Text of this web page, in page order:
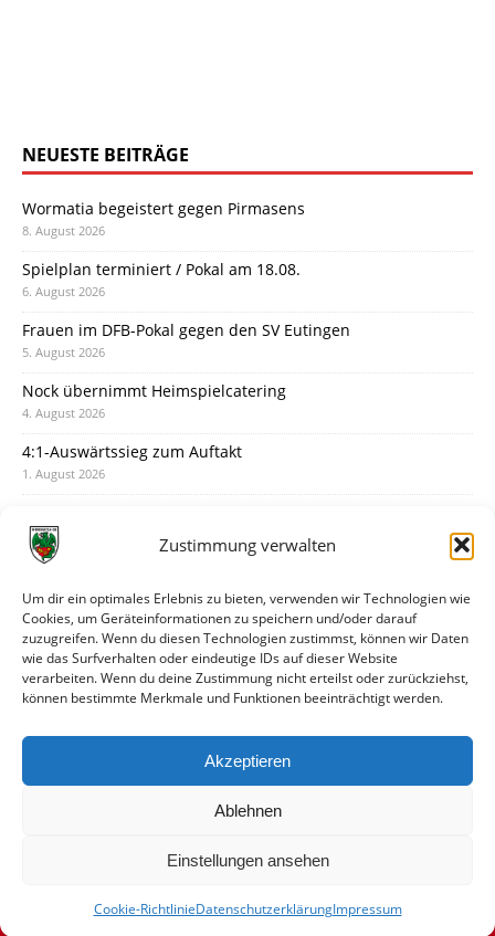
Zustimmung verwalten
Um dir ein optimales Erlebnis zu bieten, verwenden wir Technologien wie
Cookies, um Geräteinformationen zu speichern und/oder darauf
zuzugreifen. Wenn du diesen Technologien zustimmst, können wir Daten
wie das Surfverhalten oder eindeutige IDs auf dieser Website
verarbeiten. Wenn du deine Zustimmung nicht erteilst oder zurückziehst,
können bestimmte Merkmale und Funktionen beeinträchtigt werden.
Akzeptieren
Ablehnen
Einstellungen ansehen
Cookie-RichtlinieDatenschutzerklärungImpressum
NEUESTE BEITRÄGE
Wormatia begeistert gegen Pirmasens
8. August 2026
Spielplan terminiert / Pokal am 18.08.
6. August 2026
Frauen im DFB-Pokal gegen den SV Eutingen
5. August 2026
Nock übernimmt Heimspielcatering
4. August 2026
4:1-Auswärtssieg zum Auftakt
1. August 2026
31. Juli 2026
30. Juli 2026
Deine Spielminute: 89+1
28. Juli 2026
Neuer Rückensponsor
Neue Podcast-Folge: So tickt Björn!
27. Juli 2026
© VfR Wormatia Worms